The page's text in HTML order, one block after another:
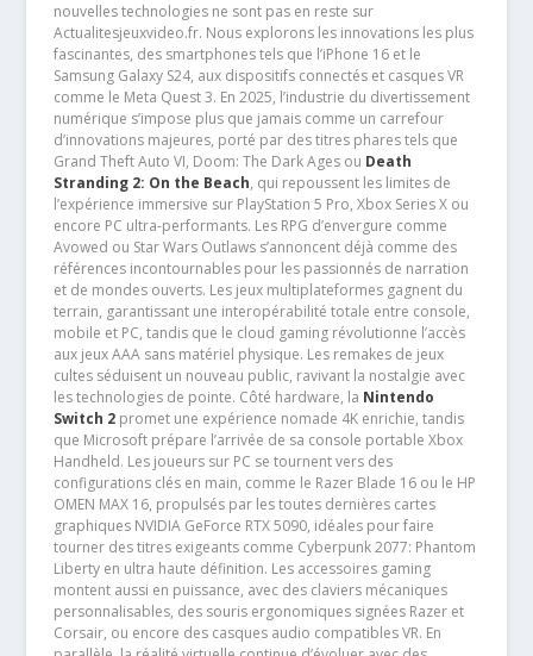
nouvelles technologies ne sont pas en reste sur
Actualitesjeuxvideo.fr. Nous explorons les innovations les plus
fascinantes, des smartphones tels que l’iPhone 16 et le
Samsung Galaxy S24, aux dispositifs connectés et casques VR
comme le Meta Quest 3. En 2025, l’industrie du divertissement
numérique s’impose plus que jamais comme un carrefour
d’innovations majeures, porté par des titres phares tels que
Grand Theft Auto VI, Doom: The Dark Ages ou Death
Stranding 2: On the Beach, qui repoussent les limites de
l’expérience immersive sur PlayStation 5 Pro, Xbox Series X ou
encore PC ultra-performants. Les RPG d’envergure comme
Avowed ou Star Wars Outlaws s’annoncent déjà comme des
références incontournables pour les passionnés de narration
et de mondes ouverts. Les jeux multiplateformes gagnent du
terrain, garantissant une interopérabilité totale entre console,
mobile et PC, tandis que le cloud gaming révolutionne l’accès
aux jeux AAA sans matériel physique. Les remakes de jeux
cultes séduisent un nouveau public, ravivant la nostalgie avec
les technologies de pointe. Côté hardware, la Nintendo
Switch 2promet une expérience nomade 4K enrichie, tandis
que Microsoft prépare l’arrivée de sa console portable Xbox
Handheld. Les joueurs sur PC se tournent vers des
configurations clés en main, comme le Razer Blade 16 ou le HP
OMEN MAX 16, propulsés par les toutes dernières cartes
graphiques NVIDIA GeForce RTX 5090, idéales pour faire
tourner des titres exigeants comme Cyberpunk 2077: Phantom
Liberty en ultra haute définition. Les accessoires gaming
montent aussi en puissance, avec des claviers mécaniques
personnalisables, des souris ergonomiques signées Razer et
Corsair, ou encore des casques audio compatibles VR. En